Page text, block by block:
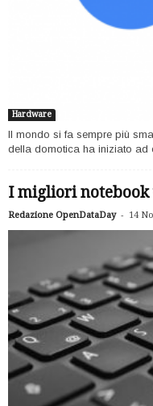
Hardware
Il mondo si fa sempre più
della domotica ha iniziato ad
I migliori notebook
Redazione OpenDataDay - 14